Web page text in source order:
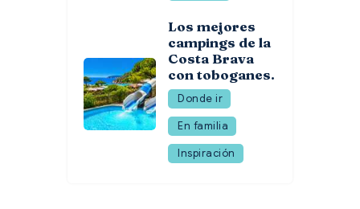
Los mejores
campings de la
Costa Brava
con toboganes.
Donde ir
En familia
Inspiración